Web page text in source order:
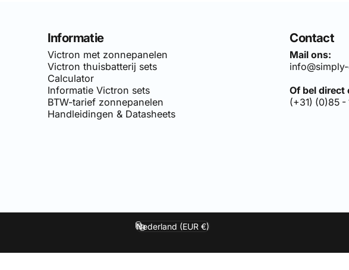
Informatie
Victron met zonnepanelen
Victron thuisbatterij sets
Calculator
Informatie Victron sets
BTW-tarief zonnepanelen
Handleidingen & Datasheets
Contact
Mail ons:
Of bel direct
(+31) (0)85 -
Land/regio
Nederland (EUR €)